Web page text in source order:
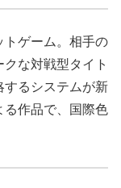
トゲーム。相手の
な対戦型タイト
するシステムが新
る作品で、国際色